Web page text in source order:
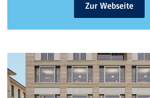
Zur Webseite